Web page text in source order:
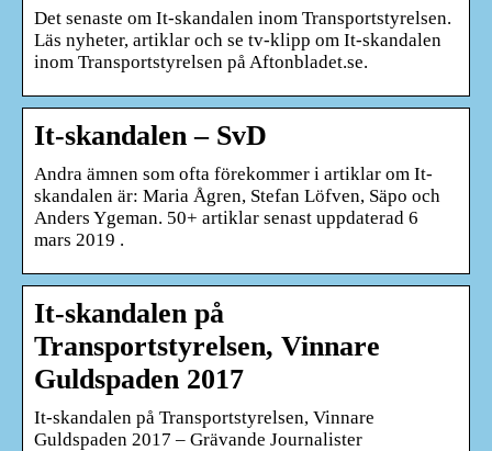
Det senaste om It-skandalen inom Transportstyrelsen.
Läs nyheter, artiklar och se tv-klipp om It-skandalen
inom Transportstyrelsen på Aftonbladet.se.
It-skandalen – SvD
Andra ämnen som ofta förekommer i artiklar om It-
skandalen är: Maria Ågren, Stefan Löfven, Säpo och
Anders Ygeman. 50+ artiklar senast uppdaterad 6
mars 2019 .
It-skandalen på
Transportstyrelsen, Vinnare
Guldspaden 2017
It-skandalen på Transportstyrelsen, Vinnare
Guldspaden 2017 – Grävande Journalister